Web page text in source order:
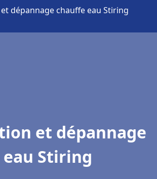
dépannage chauffe eau Stiring
et dépannage
Stiring